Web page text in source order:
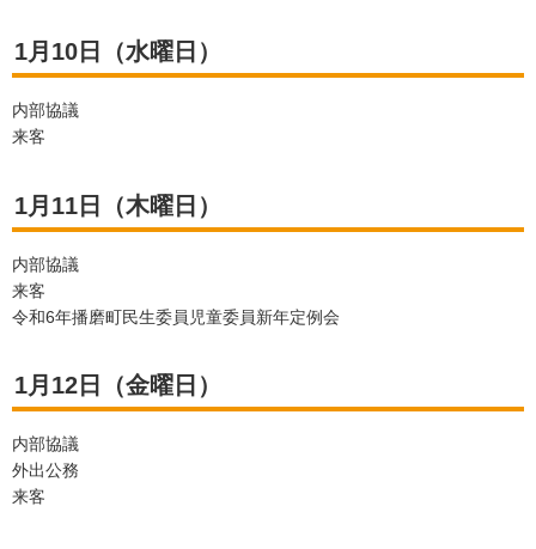
1月10日（水曜日）
内部協議
来客
1月11日（木曜日）
内部協議
来客
令和6年播磨町民生委員児童委員新年定例会
1月12日（金曜日）
内部協議
外出公務
来客